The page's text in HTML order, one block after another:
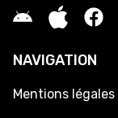
NAVIGATION
Mentions légales